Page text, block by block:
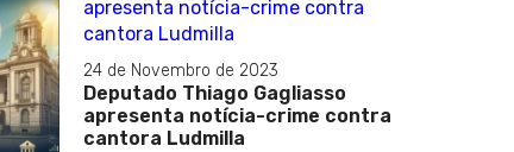
24 de Novembro de 2023
Deputado Thiago Gagliasso
apresenta notícia-crime contra
cantora Ludmilla